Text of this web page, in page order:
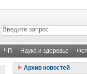
ЧП Наука и здоровье
Архив новостей